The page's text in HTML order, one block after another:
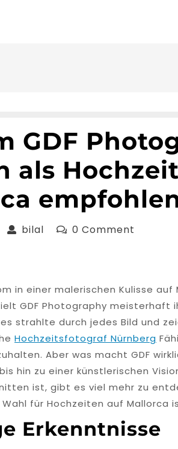
GDF
als
June bilal bilal 0 Comment
in einer malerischen Kulisse auf
GDF Photography meisterhaft
strahlte durch jedes Bild und
Hochzeitsfotograf Nürnberg
Aber was macht GDF
hin zu einer künstlerischen
ist, gibt es viel mehr zu
für Hochzeiten auf Mallorca
Erkenntnisse